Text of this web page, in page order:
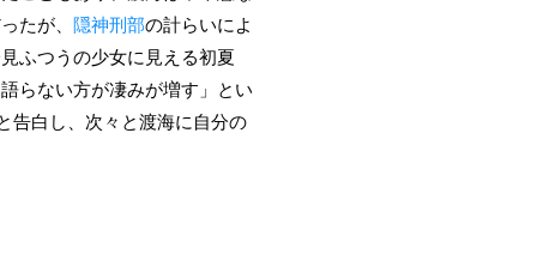
たが、 隠神刑部の計らいによ
ふつうの少女に見える初夏
らない方が凄みが増す」とい
告白し、次々と渡海に自分の